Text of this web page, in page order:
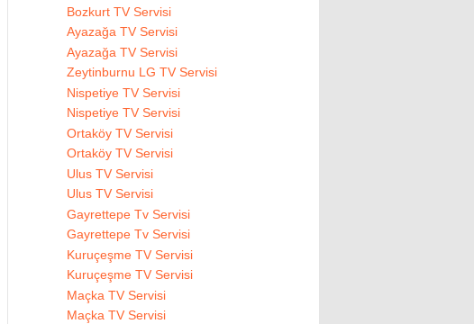
Bozkurt TV Servisi
Ayazağa TV Servisi
Ayazağa TV Servisi
Zeytinburnu LG TV Servisi
Nispetiye TV Servisi
Nispetiye TV Servisi
Ortaköy TV Servisi
Ortaköy TV Servisi
Ulus TV Servisi
Ulus TV Servisi
Gayrettepe Tv Servisi
Gayrettepe Tv Servisi
Kuruçeşme TV Servisi
Kuruçeşme TV Servisi
Maçka TV Servisi
Maçka TV Servisi